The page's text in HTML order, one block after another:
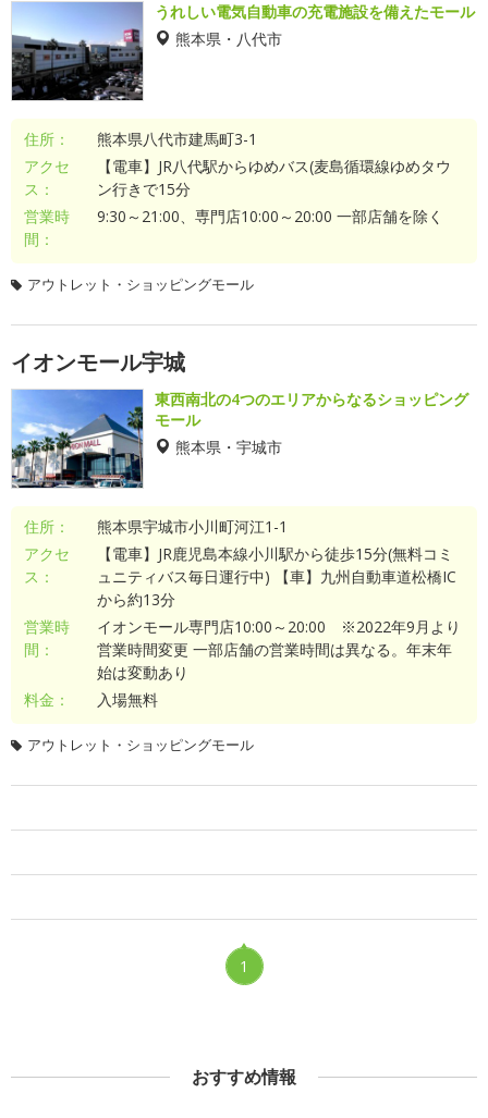
うれしい電気自動車の充電施設を備えたモール
熊本県・八代市
住所：
熊本県八代市建馬町3-1
アクセ
ス：
【電車】JR八代駅からゆめバス(麦島循環線ゆめタウ
ン行きで15分
営業時
間：
9:30～21:00、専門店10:00～20:00 一部店舗を除く
アウトレット・ショッピングモール
イオンモール宇城
東西南北の4つのエリアからなるショッピング
モール
熊本県・宇城市
住所：
熊本県宇城市小川町河江1-1
アクセ
ス：
【電車】JR鹿児島本線小川駅から徒歩15分(無料コミ
ュニティバス毎日運行中) 【車】九州自動車道松橋IC
から約13分
営業時
間：
イオンモール専門店10:00～20:00 ※2022年9月より
営業時間変更 一部店舗の営業時間は異なる。年末年
始は変動あり
料金：
入場無料
アウトレット・ショッピングモール
1
おすすめ情報